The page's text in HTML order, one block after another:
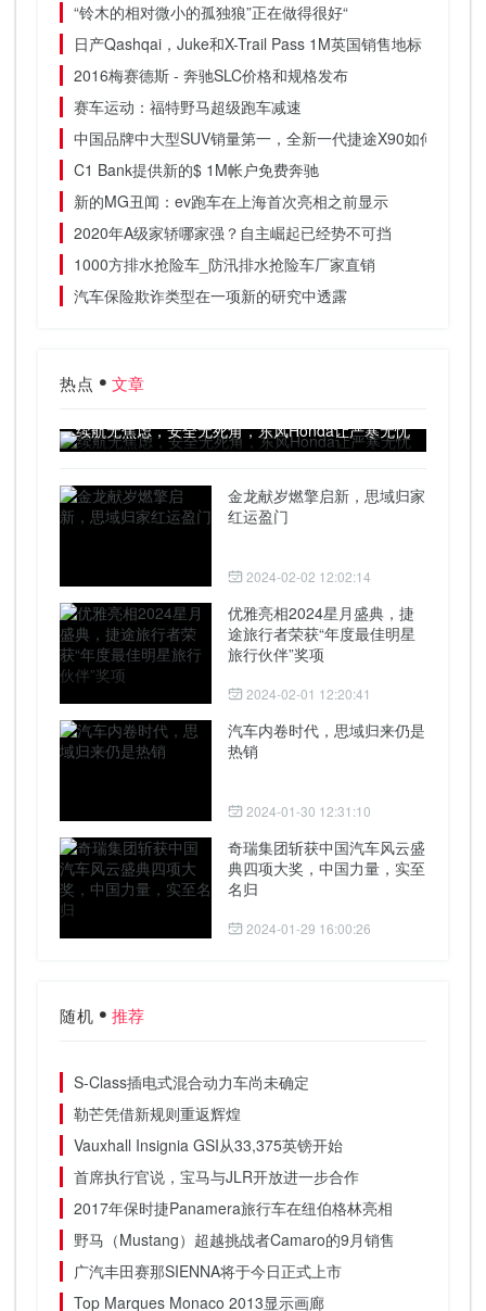
“铃木的相对微小的孤独狼”正在做得很好“
日产Qashqai，Juke和X-Trail Pass 1M英国销售地标
2016梅赛德斯 - 奔驰SLC价格和规格发布
赛车运动：福特野马超级跑车减速
中国品牌中大型SUV销量第一，全新一代捷途X90如何做到的
C1 Bank提供新的$ 1M帐户免费奔驰
新的MG丑闻：ev跑车在上海首次亮相之前显示
2020年A级家轿哪家强？自主崛起已经势不可挡
1000方排水抢险车_防汛排水抢险车厂家直销
汽车保险欺诈类型在一项新的研究中透露
热点 文章
续航无焦虑，安全无死角，东风Honda让严寒无忧
金龙献岁燃擎启新，思域归家
红运盈门
2024-02-02 12:02:14
优雅亮相2024星月盛典，捷
途旅行者荣获“年度最佳明星
旅行伙伴”奖项
2024-02-01 12:20:41
汽车内卷时代，思域归来仍是
热销
2024-01-30 12:31:10
奇瑞集团斩获中国汽车风云盛
典四项大奖，中国力量，实至
名归
2024-01-29 16:00:26
随机 推荐
S-Class插电式混合动力车尚未确定
勒芒凭借新规则重返辉煌
Vauxhall Insignia GSI从33,375英镑开始
首席执行官说，宝马与JLR开放进一步合作
2017年保时捷Panamera旅行车在纽伯格林亮相
野马（Mustang）超越挑战者Camaro的9月销售
广汽丰田赛那SIENNA将于今日正式上市
Top Marques Monaco 2013显示画廊